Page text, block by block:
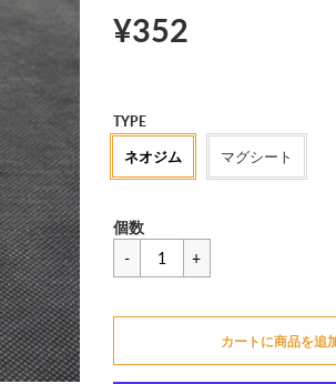
¥352
セ
ー
ル
格
TYPE
ネオジム マグシート
一
価
¥209
個数
カートに商品を追